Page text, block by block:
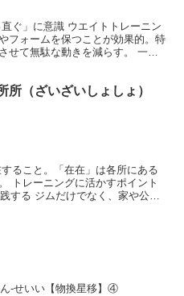
ぐ」に意識 ウエイトトレーニン
フォームを保つことが効果的。特
せて無駄な動きを減らす。 一貫
所（ざいざいしょしょ）
ること。「在在」は各所にある
トレーニングに活かすポイント
する ジムだけでなく、家や公
-せいい【物換星移】④